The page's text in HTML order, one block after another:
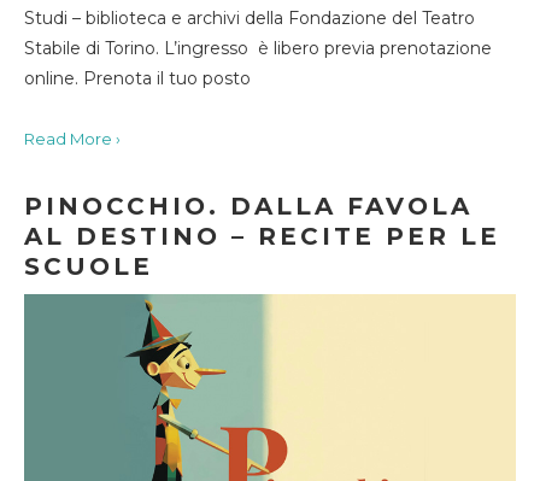
Studi – biblioteca e archivi della Fondazione del Teatro
Stabile di Torino. L’ingresso è libero previa prenotazione
online. Prenota il tuo posto
Read More ›
PINOCCHIO. DALLA FAVOLA
AL DESTINO – RECITE PER LE
SCUOLE